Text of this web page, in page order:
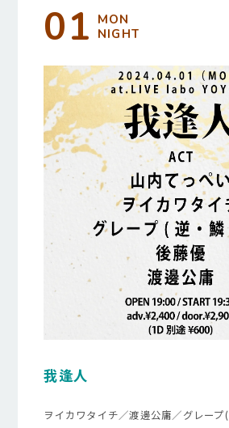
01 MON
NIGHT
我逢人
ヲイカワタイチ／渡邊公庸／グレー